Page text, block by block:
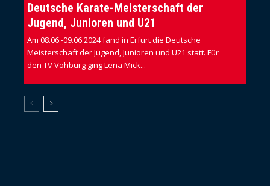
Deutsche Karate-Meisterschaft der
Jugend, Junioren und U21
Am 08.06.-09.06.2024 fand in Erfurt die Deutsche
Meisterschaft der Jugend, Junioren und U21 statt. Für
den TV Vohburg ging Lena Mick...